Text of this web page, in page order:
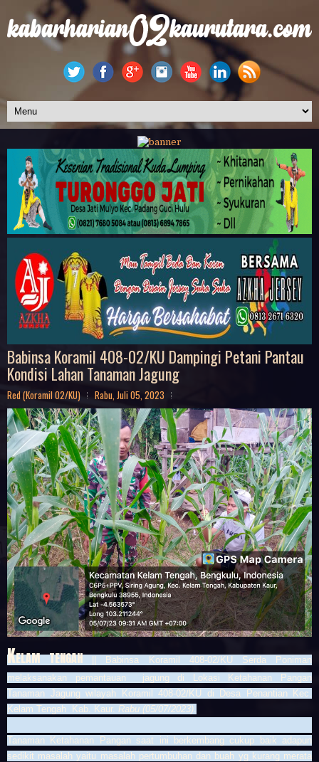
Babinsa Koramil 408-02/KU Dampingi Petani Pantau
Kondisi Lahan Tanaman Jagung
Red (Koramil 02/KU) Rabu, Juli 05, 2023
KELAM TENGAH || Babinsa Koramil 408-02/KU Serda Poniman
melaksanakan pemantauan jagung di Lokasi Ketahanan Pangan
Tanaman Jagung wilayah Koramil 408-02/KU di Desa Penantian Kec.
Kelam Tengah Kab. Kaur. Rabu (05/07/2023)
Tanaman Ketahanan Pangan saat ini berkembang cukup baik adapun
sedikit masalah yaitu masalah pertumbuhan dan buah yg kurang merata